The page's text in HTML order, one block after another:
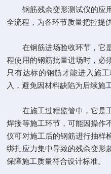
钢筋残余变形测试仪的应
全流程，为各环节质量把控提
在钢筋进场验收环节，它
程使用的钢筋批量进场时，必
只有达标的钢筋才能进入施
入，避免因材料缺陷为后续施
在施工过程监管中，它是工
焊接等施工环节，可能因操作
仪可对施工后的钢筋进行抽样
绑扎应力集中导致的残余变形
保障施工质量符合设计标准。